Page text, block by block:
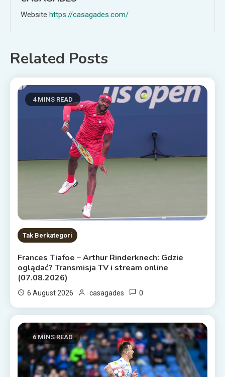
Website https://casagades.com/
Related Posts
4 MINS READ
Tak Berkategori
Frances Tiafoe – Arthur Rinderknech: Gdzie
oglądać? Transmisja TV i stream online
(07.08.2026)
6 August 2026 casagades 0
6 MINS READ